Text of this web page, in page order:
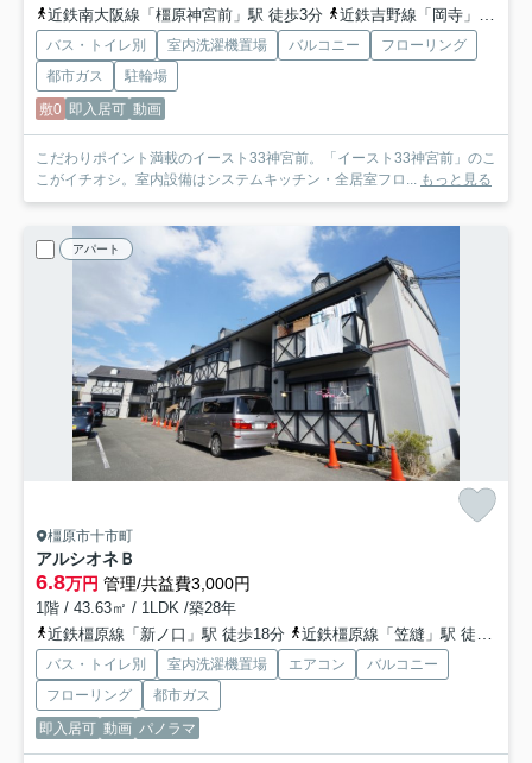
近鉄南大阪線「橿原神宮前」駅 徒歩3分
近鉄吉野線「岡寺」駅 徒歩15分
バス・トイレ別 室内洗濯機置場 バルコニー
フローリング
都市ガス
駐輪場
敷0 即入居可 動画
こだわりポイント満載のイースト33神宮前。「イースト33神宮前」のこ
こがイチオシ。室内設備はシステムキッチン・全居室フロ... もっと見る
アパート
橿原市十市町
アルシオネＢ
6.8万円 管理/共益費3,000円
1階 / 43.63㎡ / 1LDK /築28年
近鉄橿原線「新ノ口」駅 徒歩18分
近鉄橿原線「笠縫」駅 徒歩31分
バス・トイレ別 室内洗濯機置場 エアコン
バルコニー
フローリング
都市ガス
即入居可 動画 パノラマ